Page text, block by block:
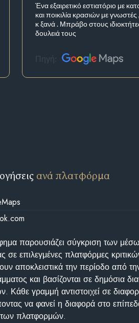
Ένα εξαιρετικό εστιατόριο με
και ποικιλία κρασιών με
κ ξανά . Μπράβο στους ιδιοκτήτες
δουλειά τους
Πηγή:
ανά πλατφόρμα
παρουσιάζει σύγκριση των
σε επιλεγμένες πλατφόρμες
αποκλειστικά την περίοδο από
και βασίζονται σε δημόσια
Κάθε γραμμή αντιστοιχεί σε
να φανεί η διαφορά στο
των πλατφορμών.